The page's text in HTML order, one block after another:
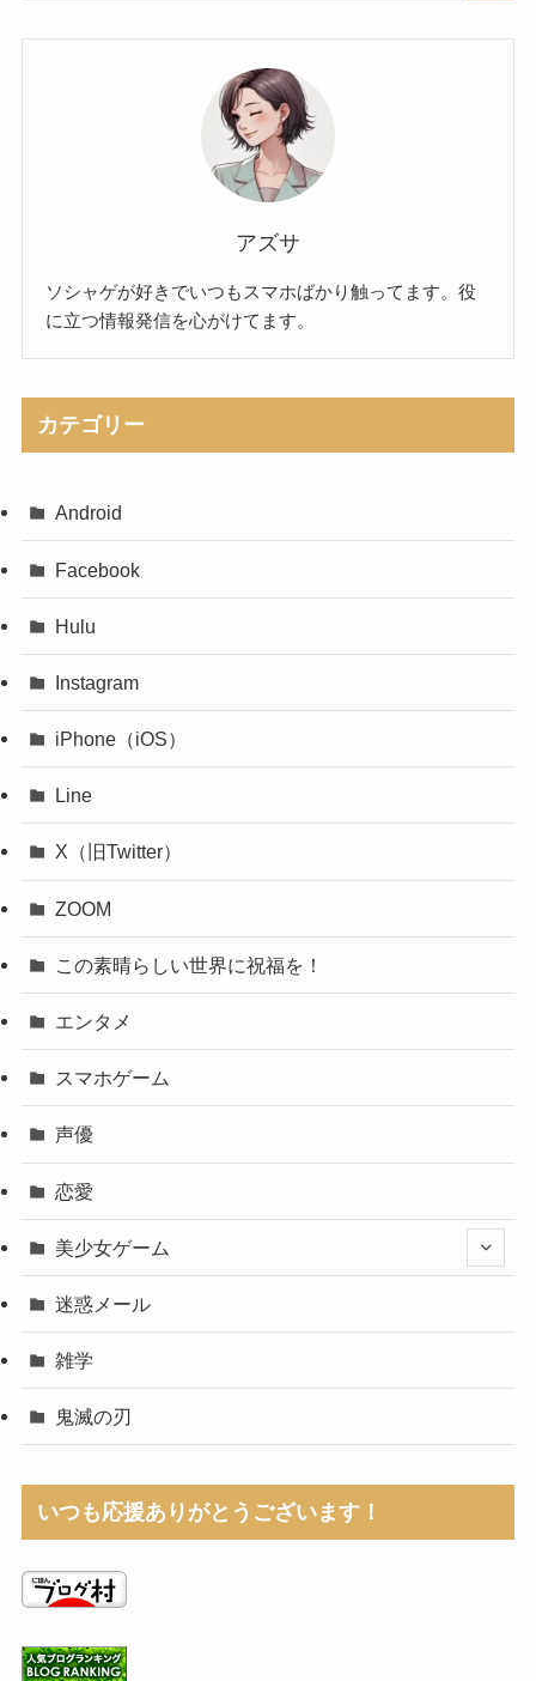
アズサ
ソシャゲが好きでいつもスマホばかり触ってます。役
に立つ情報発信を心がけてます。
カテゴリー
Android
Facebook
Hulu
Instagram
iPhone（iOS）
Line
X（旧Twitter）
ZOOM
この素晴らしい世界に祝福を！
エンタメ
スマホゲーム
声優
恋愛
美少女ゲーム
迷惑メール
雑学
鬼滅の刃
いつも応援ありがとうございます！